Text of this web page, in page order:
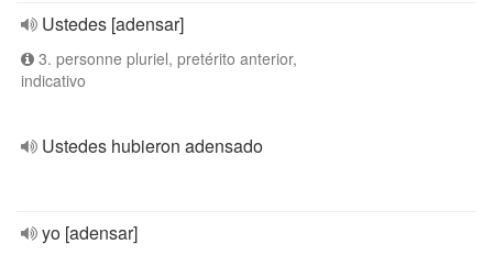
Ustedes [adensar]
3. personne pluriel, pretérito anterior,
indicativo
Ustedes hubieron adensado
yo [adensar]